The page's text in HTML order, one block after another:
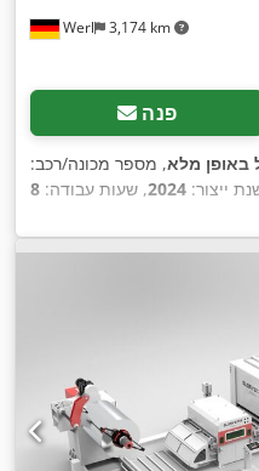
Werl 3,174 km
פנה
באופן מלא, מספר מכונה/רכב:
ייצור: 2024, שעות עבודה:
, גובה בנייה:2,250 מ"מ
, אורך